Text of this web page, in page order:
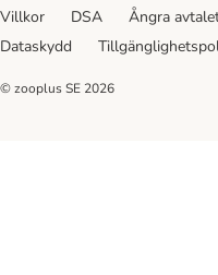
Villkor
DSA Ångra
Dataskydd
© zooplus SE 2026